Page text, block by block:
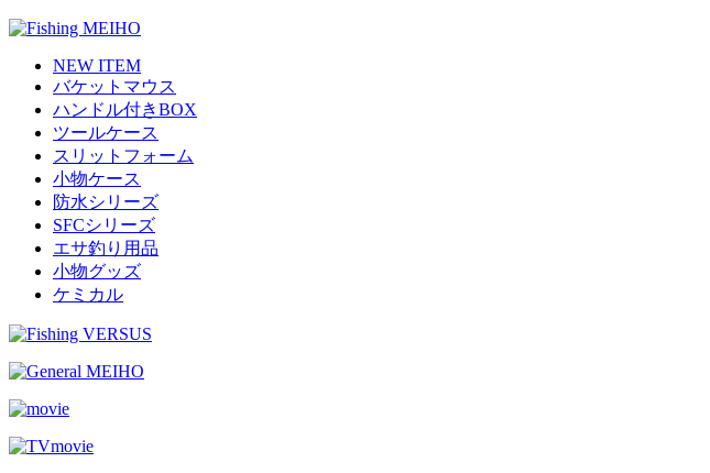
NEW ITEM
バケットマウス
ハンドル付きBOX
ツールケース
スリットフォーム
小物ケース
防水シリーズ
SFCシリーズ
エサ釣り用品
小物グッズ
ケミカル